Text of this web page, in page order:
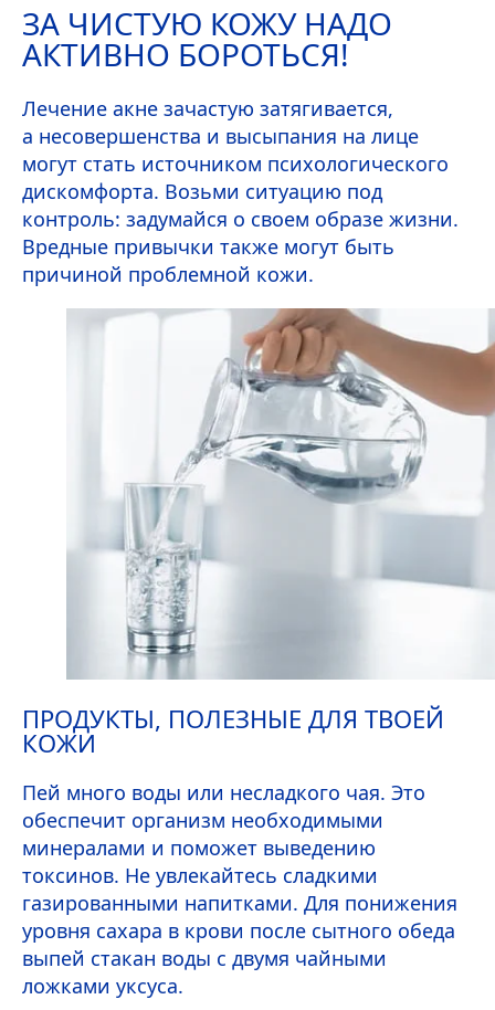
ЗА ЧИСТУЮ КОЖУ НАДО
АКТИВНО БОРОТЬСЯ!
Лечение акне зачастую затягивается,
а несовершенства и высыпания на лице
могут стать источником психологического
дискомфорта. Возьми ситуацию под
контроль: задумайся о своем образе жизни.
Вредные привычки также могут быть
причиной проблемной кожи.
ПРОДУКТЫ, ПОЛЕЗНЫЕ ДЛЯ ТВОЕЙ
КОЖИ
Пей много воды или несладкого чая. Это
обеспечит организм необходимыми
минералами и поможет выведению
токсинов. Не увлекайтесь сладкими
газированными напитками. Для понижения
уровня сахара в крови после сытного обеда
выпей стакан воды с двумя чайными
ложками уксуса.